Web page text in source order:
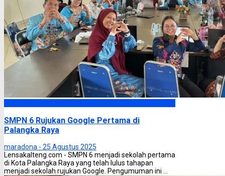
SMPN 6 Rujukan Google Pertama di
Palangka Raya
maradona - 25 Agustus 2025
Lensakalteng.com - SMPN 6 menjadi sekolah pertama
di Kota Palangka Raya yang telah lulus tahapan
menjadi sekolah rujukan Google. Pengumuman ini ...